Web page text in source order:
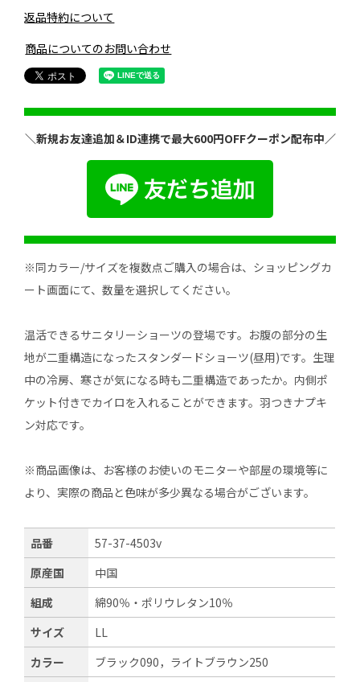
返品特約について
商品についてのお問い合わせ
＼新規お友達追加＆ID連携で最大600円OFFクーポン配布中／
※同カラー/サイズを複数点ご購入の場合は、ショッピングカ
ート画面にて、数量を選択してください。
温活できるサニタリーショーツの登場です。お腹の部分の生
地が二重構造になったスタンダードショーツ(昼用)です。生理
中の冷房、寒さが気になる時も二重構造であったか。内側ポ
ケット付きでカイロを入れることができます。羽つきナプキ
ン対応です。
※商品画像は、お客様のお使いのモニターや部屋の環境等に
より、実際の商品と色味が多少異なる場合がございます。
品番
57-37-4503v
原産国
中国
組成
綿90％・ポリウレタン10％
サイズ
LL
カラー
ブラック090，ライトブラウン250